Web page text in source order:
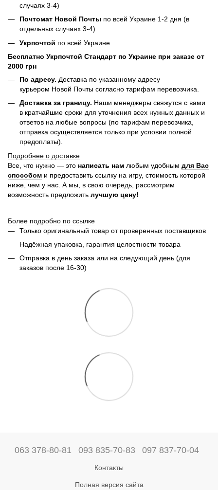
случаях 3-4)
Почтомат Новой Почты по всей Украине 1-2 дня (в
отдельных случаях 3-4)
Укрпочтой по всей Украине.
Бесплатно Укрпочтой Стандарт по Украине при заказе от
2000 грн
По адресу. Доставка по указанному адресу
курьером Новой Почты согласно тарифам перевозчика.
Доставка за границу. Наши менеджеры свяжутся с вами
в кратчайшие сроки для уточнения всех нужных данных и
ответов на любые вопросы (по тарифам перевозчика,
отправка осуществляется только при условии полной
предоплаты).
Подробнее о доставке
Все, что нужно — это написать нам любым удобным для Вас
способом и предоставить ссылку на игру, стоимость которой
ниже, чем у нас. А мы, в свою очередь, рассмотрим
возможность предложить лучшую цену!
Более подробно по ссылке
Только оригинальный товар от проверенных поставщиков
Надёжная упаковка, гарантия целостности товара
Отправка в день заказа или на следующий день (для
заказов после 16-30)
063 378-80-81 093 835-70-83 097 837-70-04
Контакты
Полная версия сайта